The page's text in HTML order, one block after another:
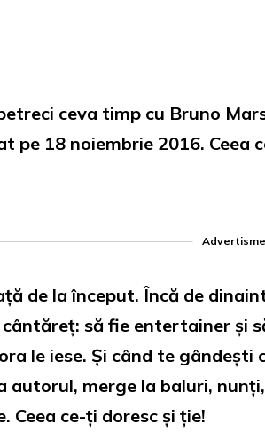
ceva timp cu Bruno
pe 18 noiembrie 2016.
de la început. Încă de
să fie entertainer și
le iese. Și când te
autorul, merge la baluri,
Ceea ce-ți doresc și ție!